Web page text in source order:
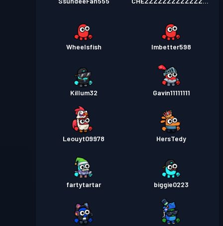
Wheelsfish Imbetter598
Killum32 Gavin11111111
Leouyt09978 HersTedy
fartytartar biggie0223